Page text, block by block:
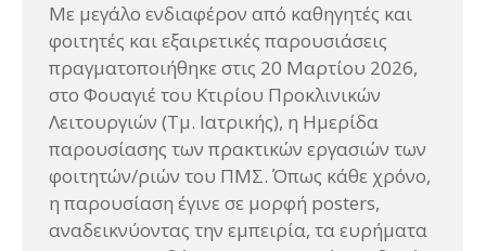
Με μεγάλο ενδιαφέρον από καθηγητές και
φοιτητές και εξαιρετικές παρουσιάσεις
πραγματοποιήθηκε στις 20 Μαρτίου 2026,
στο Φουαγιέ του Κτιρίου Προκλινικών
Λειτουργιών (Τμ. Ιατρικής), η Ημερίδα
παρουσίασης των πρακτικών εργασιών των
φοιτητών/ριών του ΠΜΣ. Όπως κάθε χρόνο,
η παρουσίαση έγινε σε μορφή posters,
αναδεικνύοντας την εμπειρία, τα ευρήματα